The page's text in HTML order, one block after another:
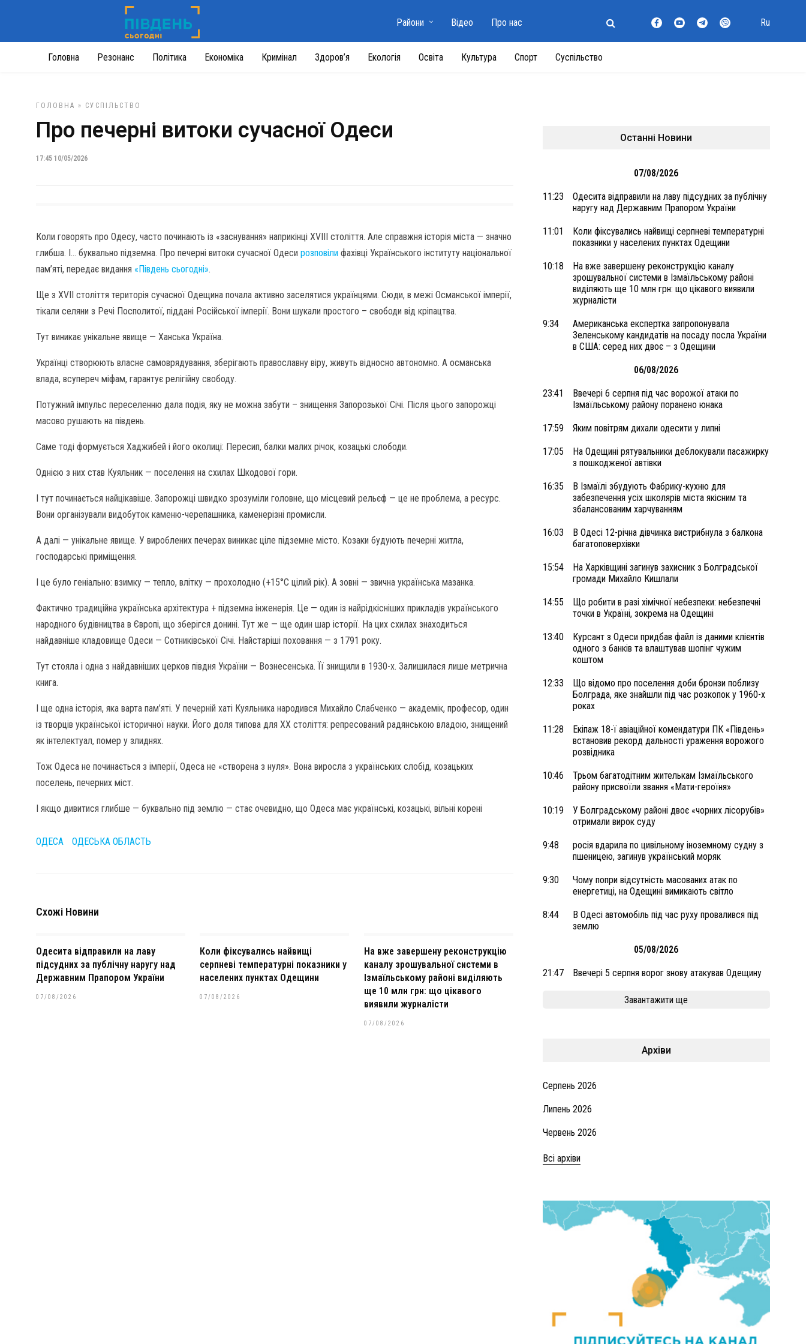
Головна Резонанс Політика Економіка Кримінал Здоров’я Екологія Освіта Культура Спорт Суспільство
Райони Відео Про нас Ru
ГОЛОВНА » СУСПІЛЬСТВО
Про печерні витоки сучасної Одеси
17:45 10/05/2026
Коли говорять про Одесу, часто починають із «заснування» наприкінці XVIII століття. Але справжня історія міста — значно
глибша. І… буквально підземна. Про печерні витоки сучасної Одеси розповіли фахівці Українського інституту національної
пам’яті, передає видання «Південь сьогодні».
Ще з XVII століття територія сучасної Одещина почала активно заселятися українцями. Сюди, в межі Османської імперії,
тікали селяни з Речі Посполитої, піддані Російської імперії. Вони шукали простого – свободи від кріпацтва.
Тут виникає унікальне явище — Ханська Україна.
Українці створюють власне самоврядування, зберігають православну віру, живуть відносно автономно. А османська
влада, всупереч міфам, гарантує релігійну свободу.
Потужний імпульс переселенню дала подія, яку не можна забути – знищення Запорозької Січі. Після цього запорожці
масово рушають на південь.
Саме тоді формується Хаджибей і його околиці: Пересип, балки малих річок, козацькі слободи.
Однією з них став Куяльник — поселення на схилах Шкодової гори.
І тут починається найцікавіше. Запорожці швидко зрозуміли головне, що місцевий рельєф — це не проблема, а ресурс.
Вони організували видобуток каменю-черепашника, каменерізні промисли.
А далі — унікальне явище. У вироблених печерах виникає ціле підземне місто. Козаки будують печерні житла,
господарські приміщення.
І це було геніально: взимку — тепло, влітку — прохолодно (+15°C цілий рік). А зовні — звична українська мазанка.
Фактично традиційна українська архітектура + підземна інженерія. Це — один із найрідкісніших прикладів українського
народного будівництва в Європі, що зберігся донині. Тут же — ще один шар історії. На цих схилах знаходиться
найдавніше кладовище Одеси — Сотниківської Січі. Найстаріші поховання — з 1791 року.
Тут стояла і одна з найдавніших церков півдня України — Вознесенська. Її знищили в 1930-х. Залишилася лише метрична
книга.
І ще одна історія, яка варта пам’яті. У печерній хаті Куяльника народився Михайло Слабченко — академік, професор, один
із творців української історичної науки. Його доля типова для ХХ століття: репресований радянською владою, знищений
як інтелектуал, помер у злиднях.
Тож Одеса не починається з імперії, Одеса не «створена з нуля». Вона виросла з українських слобід, козацьких
поселень, печерних міст.
І якщо дивитися глибше — буквально під землю — стає очевидно, що Одеса має українські, козацькі, вільні корені
ОДЕСА ОДЕСЬКА ОБЛАСТЬ
Схожі Новини
Одесита відправили на лаву
підсудних за публічну наругу над
Державним Прапором України
07/08/2026
Коли фіксувались найвищі
серпневі температурні показники у
населених пунктах Одещини
07/08/2026
На вже завершену реконструкцію
каналу зрошувальної системи в
Ізмаїльському районі виділяють
ще 10 млн грн: що цікавого
виявили журналісти
07/08/2026
Останні Новини
07/08/2026
11:23
Одесита відправили на лаву підсудних за публічну
наругу над Державним Прапором України
11:01
Коли фіксувались найвищі серпневі температурні
показники у населених пунктах Одещини
10:18
На вже завершену реконструкцію каналу
зрошувальної системи в Ізмаїльському районі
виділяють ще 10 млн грн: що цікавого виявили
журналісти
9:34
Американська експертка запропонувала
Зеленському кандидатів на посаду посла України
в США: серед них двоє – з Одещини
06/08/2026
23:41
Ввечері 6 серпня під час ворожої атаки по
Ізмаїльському району поранено юнака
17:59 Яким повітрям дихали одесити у липні
17:05
На Одещині рятувальники деблокували пасажирку
з пошкодженої автівки
16:35
В Ізмаїлі збудують Фабрику-кухню для
забезпечення усіх школярів міста якісним та
збалансованим харчуванням
16:03
В Одесі 12-річна дівчинка вистрибнула з балкона
багатоповерхівки
15:54
На Харківщині загинув захисник з Болградської
громади Михайло Кишлали
14:55
Що робити в разі хімічної небезпеки: небезпечні
точки в Україні, зокрема на Одещині
13:40
Курсант з Одеси придбав файл із даними клієнтів
одного з банків та влаштував шопінг чужим
коштом
12:33
Що відомо про поселення доби бронзи поблизу
Болграда, яке знайшли під час розкопок у 1960-х
роках
11:28
Екіпаж 18-ї авіаційної комендатури ПК «Південь»
встановив рекорд дальності ураження ворожого
розвідника
10:46
Трьом багатодітним жителькам Ізмаїльського
району присвоїли звання «Мати-героїня»
10:19
У Болградському районі двоє «чорних лісорубів»
отримали вирок суду
9:48
росія вдарила по цивільному іноземному судну з
пшеницею, загинув український моряк
9:30
Чому попри відсутність масованих атак по
енергетиці, на Одещині вимикають світло
8:44
В Одесі автомобіль під час руху провалився під
землю
05/08/2026
21:47 Ввечері 5 серпня ворог знову атакував Одещину
Завантажити ще
Архіви
Серпень 2026
Липень 2026
Червень 2026
Всі архіви